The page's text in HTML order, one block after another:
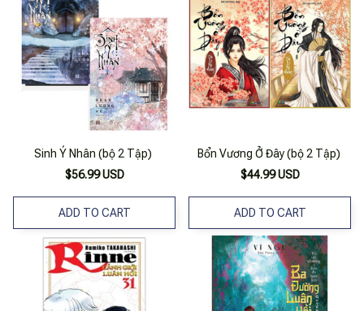
Sinh Ý Nhân (bộ 2 Tập)
$56.99 USD
ADD TO CART
Bổn Vương Ở Đây (bộ 2 Tập)
$44.99 USD
ADD TO CART